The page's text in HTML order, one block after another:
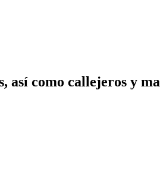
así como callejeros y